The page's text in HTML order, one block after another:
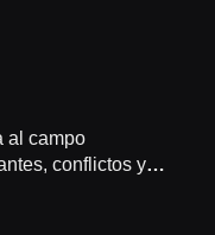
al campo
conflictos y